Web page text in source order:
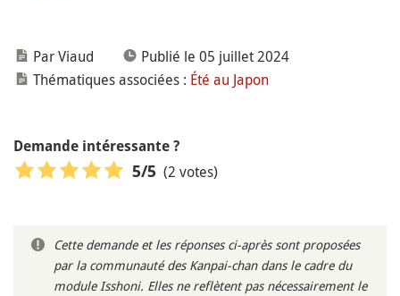
Par Viaud
Publié le 05 juillet 2024
Thématiques associées : Été au Japon
Demande intéressante ?
5/5 (2 votes)
Cette demande et les réponses ci-après sont proposées
par la communauté des Kanpai-chan dans le cadre du
module Isshoni. Elles ne reflètent pas nécessairement le